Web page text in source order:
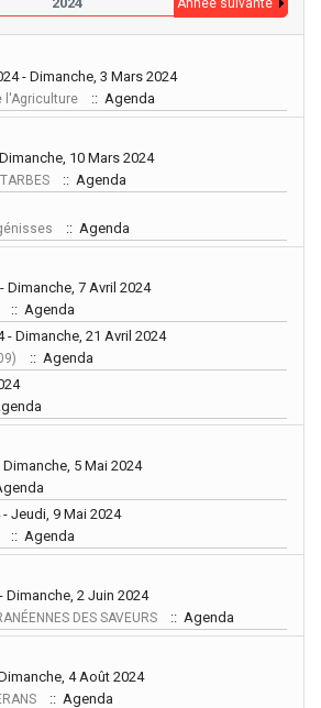
Année suivante
- Dimanche, 3 Mars 2024
l'Agriculture :: Agenda
10 Mars 2024
:: Agenda
:: Agenda
Dimanche, 7 Avril 2024
:: Agenda
- Dimanche, 21 Avril 2024
:: Agenda
5 Mai 2024
Jeudi, 9 Mai 2024
:: Agenda
Dimanche, 2 Juin 2024
DES SAVEURS :: Agenda
4 Août 2024
:: Agenda